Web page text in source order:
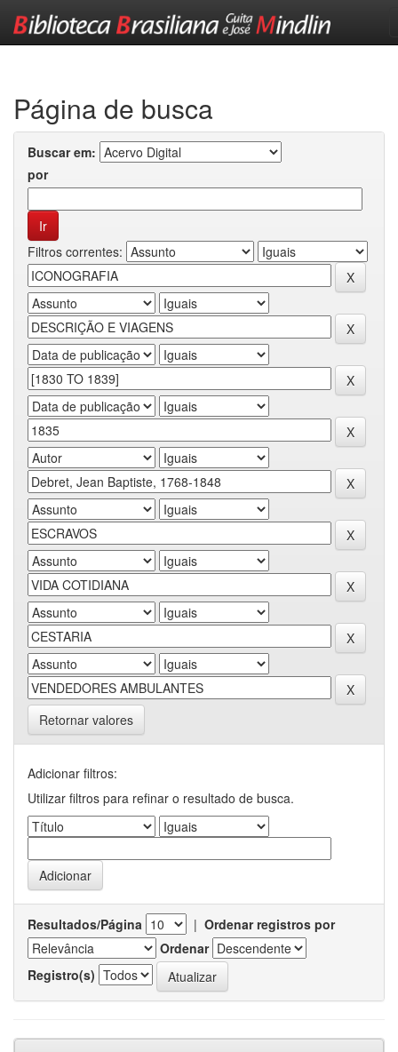
Página de busca
Buscar em:
por
Filtros correntes:
Retornar valores
Adicionar filtros:
Utilizar filtros para refinar o resultado de busca.
Resultados/Página | Ordenar registros por
Ordenar
Registro(s)